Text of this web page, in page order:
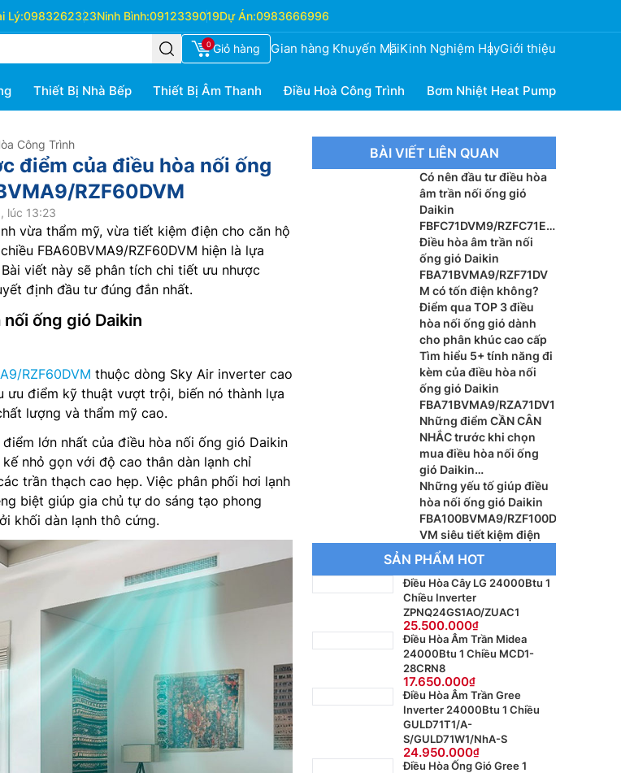
Lý:0983262323Ninh Bình:0912339019Dự Án:0983666996
0 Giỏ hàng Gian hàng Khuyến MãiKinh Nghiệm HayGiới thiệu
Thiết Bị Nhà Bếp Thiết Bị Âm Thanh Điều Hoà Công Trình Bơm Nhiệt Heat Pump
Công Trình
điểm của điều hòa nối ống
RZF60DVM
lúc 13:23
vừa thẩm mỹ, vừa tiết kiệm điện cho căn hộ
chiều FBA60BVMA9/RZF60DVM hiện là lựa
viết này sẽ phân tích chi tiết ưu nhược
định đầu tư đúng đắn nhất.
ống gió Daikin
RZF60DVM thuộc dòng Sky Air inverter cao
ưu điểm kỹ thuật vượt trội, biến nó thành lựa
lượng và thẩm mỹ cao.
điểm lớn nhất của điều hòa nối ống gió Daikin
nhỏ gọn với độ cao thân dàn lạnh chỉ
trần thạch cao hẹp. Việc phân phối hơi lạnh
biệt giúp gia chủ tự do sáng tạo phong
khối dàn lạnh thô cứng.
BÀI VIẾT LIÊN QUAN
Có nên đầu tư điều hòa
âm trần nối ống gió
Daikin
FBFC71DVM9/RZFC71EV
M cho xu hướng nội thất
cao cấp?
Điều hòa âm trần nối
ống gió Daikin
FBA71BVMA9/RZF71DV
M có tốn điện không?
Điểm qua TOP 3 điều
hòa nối ống gió dành
cho phân khúc cao cấp
Tìm hiểu 5+ tính năng đi
kèm của điều hòa nối
ống gió Daikin
FBA71BVMA9/RZA71DV1
Những điểm CẦN CÂN
NHẮC trước khi chọn
mua điều hòa nối ống
gió Daikin
FBFC71DVM9/RZFC71EV
M
Những yếu tố giúp điều
hòa nối ống gió Daikin
FBA100BVMA9/RZF100D
VM siêu tiết kiệm điện
SẢN PHẨM HOT
Điều Hòa Cây LG 24000Btu 1
Chiều Inverter
ZPNQ24GS1AO/ZUAC1
25.500.000
Điều Hòa Âm Trần Midea
24000Btu 1 Chiều MCD1-
28CRN8
17.650.000
Điều Hòa Âm Trần Gree
Inverter 24000Btu 1 Chiều
GULD71T1/A-
S/GULD71W1/NhA-S
24.950.000
Điều Hòa Ống Gió Gree 1